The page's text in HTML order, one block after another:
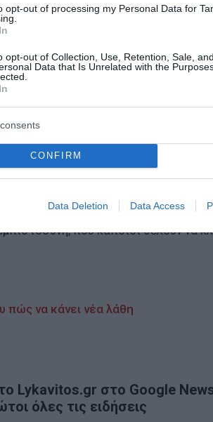
opt-out of processing my Personal Data for
opt-out of Collection, Use, Retention, Sale,
Data that Is Unrelated with the
CONFIRM
Data Deletion Data Access
δε με το κόστος παραγωγής
αγοράς λιπασμάτων.
μεταποιητικός κλάδος της
εις βάρος των καταναλωτών
τροφίμων στην Ελλάδα άλλους
σε μια κρίσιμη για τη χώρα φάση.
το κύρος και την
παραγωγή έχουν ανάγκη από
που κάποιοι θέλουν να
πώς να κάνει νέα λάθη
Lykavitos.gr στο Google
όλες τις ειδήσεις